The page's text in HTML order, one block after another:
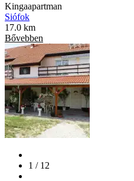
Kingaapartman
Siófok
17.0 km
Bővebben
1 / 12